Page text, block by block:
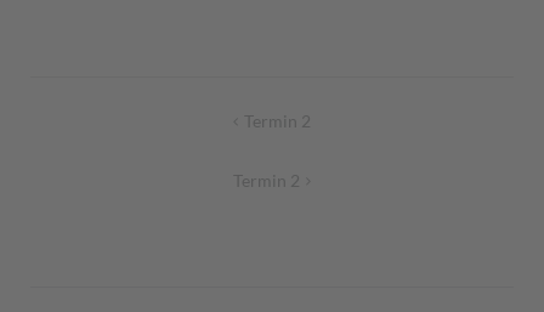
BeitragsnavigationTermin 2
Termin 2